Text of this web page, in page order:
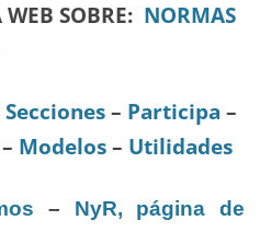
WEB SOBRE: NORMAS
Secciones – Participa –
– Modelos – Utilidades
– NyR, página de